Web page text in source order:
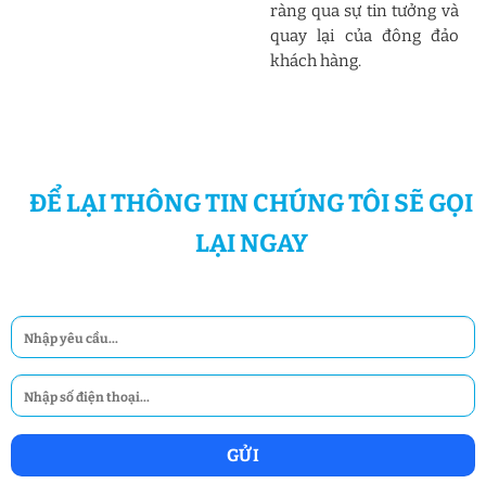
ràng qua sự tin tưởng và
quay lại của đông đảo
khách hàng.
ĐỂ LẠI THÔNG TIN CHÚNG TÔI SẼ GỌI
LẠI NGAY